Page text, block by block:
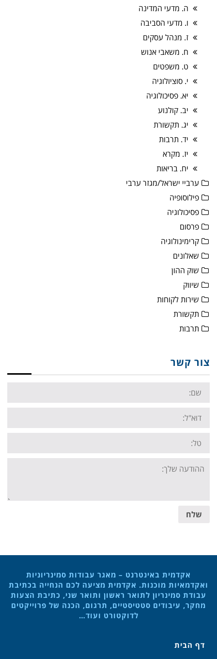
ה. מדעי המדינה
ו. מדעי הסביבה
ז. מנהל עסקים
ח. משאבי אנוש
ט. משפטים
י. סוציולוגיה
יא. פסיכולוגיה
יב. קולנוע
יג. תקשורת
יד. תרבות
יז. מקרא
יח. בריאות
ערביי ישראל/מגזר ערבי
פילוסופיה
פסיכולוגיה
פרסום
קרימינולוגיה
שאלונים
שוק ההון
שיווק
שירות לקוחות
תקשורת
תרבות
צור קשר
Name:
Email:
Tel:
Your
message:
שלח
אקדמית באינטרנט – מאגר עבודות סמינריוניות
ואקדמאיות מוכנות. אקדמית מציעה לכם הנחייה בכתיבת
עבודת סמינריון לתואר ראשון ותואר שני, כתיבת הצעות
מחקר, עיבודים סטטיסטיים, תרגום, הכנה של פרוייקטים
לדוקטורט ועוד…
דף הבית